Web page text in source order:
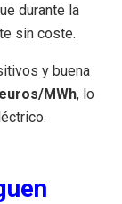
durante la
sin coste.
y buena
MWh, lo